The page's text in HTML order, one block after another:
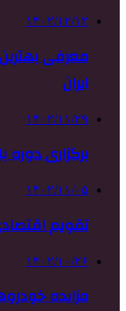
۱۴۰۲/۱۲/۱۲
معرفی
ایران
۱۴۰۲/۱۱/۲۹
برگزاری
۱۴۰۲/۱۱/۰۵
تقویم
۱۴۰۲/۱۰/۲۶
مزایده